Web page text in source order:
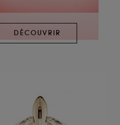
DÉCOUVRIR